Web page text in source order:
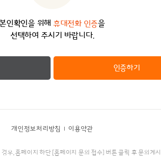
본인확인을 위해 휴대전화 인증을
선택하여 주시기 바랍니다.
인증하기
개인정보처리방침 이용약관
우, 홈페이지 하단 [홈페이지 문의 접수] 버튼 클릭 후 문의게